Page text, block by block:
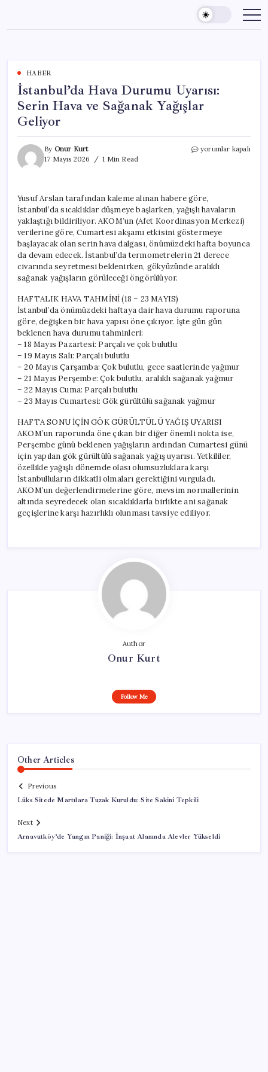
content
HABER
İstanbul’da Hava Durumu Uyarısı:
Serin Hava ve Sağanak Yağışlar
Geliyor
By Onur Kurt
17 Mayıs 2026
1 Min Read
İstanbul’da
Hava
ve
Sağanak
Yağışlar
Geliyor
için
yorumlar kapalı
Yusuf Arslan tarafından kaleme alınan habere göre,
İstanbul’da sıcaklıklar düşmeye başlarken, yağışlı havaların
yaklaştığı bildiriliyor. AKOM’un (Afet Koordinasyon Merkezi)
verilerine göre, Cumartesi akşamı etkisini göstermeye
başlayacak olan serin hava dalgası, önümüzdeki hafta boyunca
da devam edecek. İstanbul’da termometrelerin 21 derece
civarında seyretmesi beklenirken, gökyüzünde aralıklı
sağanak yağışların görüleceği öngörülüyor.
HAFTALIK HAVA TAHMİNİ (18 – 23 MAYIS)
İstanbul’da önümüzdeki haftaya dair hava durumu raporuna
göre, değişken bir hava yapısı öne çıkıyor. İşte gün gün
beklenen hava durumu tahminleri:
– 18 Mayıs Pazartesi: Parçalı ve çok bulutlu
– 19 Mayıs Salı: Parçalı bulutlu
– 20 Mayıs Çarşamba: Çok bulutlu, gece saatlerinde yağmur
– 21 Mayıs Perşembe: Çok bulutlu, aralıklı sağanak yağmur
– 22 Mayıs Cuma: Parçalı bulutlu
– 23 Mayıs Cumartesi: Gök gürültülü sağanak yağmur
HAFTA SONU İÇİN GÖK GÜRÜLTÜLÜ YAĞIŞ UYARISI
AKOM’un raporunda öne çıkan bir diğer önemli nokta ise,
Perşembe günü beklenen yağışların ardından Cumartesi günü
için yapılan gök gürültülü sağanak yağış uyarısı. Yetkililer,
özellikle yağışlı dönemde olası olumsuzluklara karşı
İstanbulluların dikkatli olmaları gerektiğini vurguladı.
AKOM’un değerlendirmelerine göre, mevsim normallerinin
altında seyredecek olan sıcaklıklarla birlikte ani sağanak
geçişlerine karşı hazırlıklı olunması tavsiye ediliyor.
Author
Onur Kurt
Follow Me
Other Articles
Previous
Lüks Sitede Martılara Tuzak Kuruldu: Site Sakini Tepkili
Next
Arnavutköy’de Yangın Paniği: İnşaat Alanında Alevler Yükseldi